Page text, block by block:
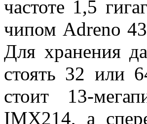
частоте 1,5
чипом Adreno
Для хранения
стоять 32 или
стоит 13-
IMX214, а